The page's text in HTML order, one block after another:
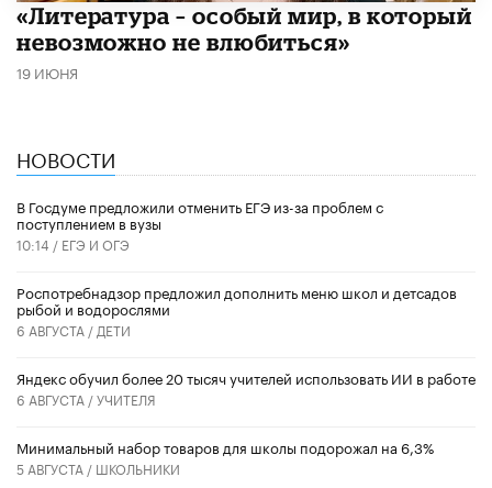
​«Литература – особый мир, в который
невозможно не влюбиться»
19 ИЮНЯ
НОВОСТИ
В Госдуме предложили отменить ЕГЭ из-за проблем с
поступлением в вузы
10:14 / ЕГЭ И ОГЭ
Роспотребнадзор предложил дополнить меню школ и детсадов
рыбой и водорослями
6 АВГУСТА / ДЕТИ
​Яндекс обучил более 20 тысяч учителей использовать ИИ в работе
6 АВГУСТА /УЧИТЕЛЯ
Минимальный набор товаров для школы подорожал на 6,3%
5 АВГУСТА / ШКОЛЬНИКИ